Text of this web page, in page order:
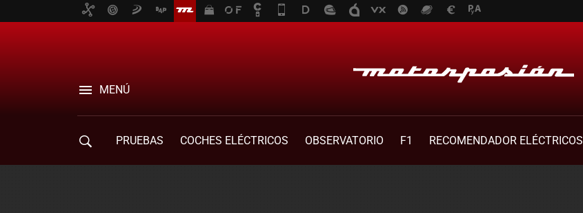
MENÚ
PRUEBAS COCHES ELÉCTRICOS OBSERVATORIO F1
RECOMENDADOR ELÉCTRICOS